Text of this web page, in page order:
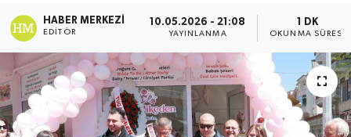
HABER MERKEZI
EDITÖR
10.05.2026 - 21:08
YAYINLANMA
1 DK
OKUNMA SÜRESI
Medya
Sağlık
Haber Arşivi